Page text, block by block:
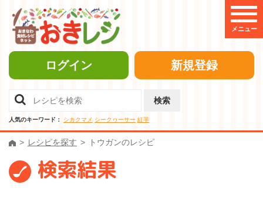
メニュー
ログイン 新規登録
検索
人気のキーワード： シカクマメ シークヮーサー 紅芋
レシピを探す トウガンのレシピ
検索結果